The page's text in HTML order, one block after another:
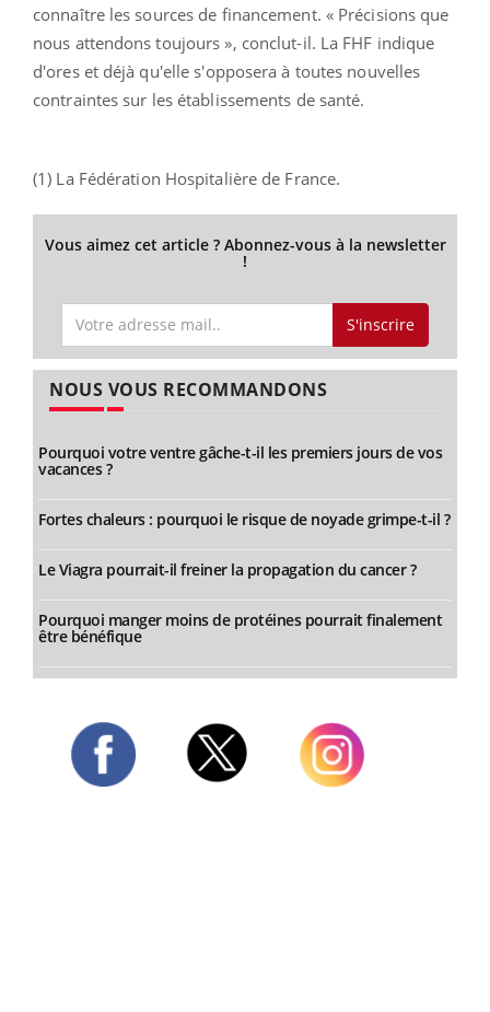
connaître les sources de financement. « Précisions que
nous attendons toujours », conclut-il. La FHF indique
d'ores et déjà qu'elle s'opposera à toutes nouvelles
contraintes sur les établissements de santé.
(1) La Fédération Hospitalière de France.
Vous aimez cet article ? Abonnez-vous à la newsletter
!
S'inscrire
NOUS VOUS RECOMMANDONS
Pourquoi votre ventre gâche-t-il les premiers jours de vos
vacances ?
Fortes chaleurs : pourquoi le risque de noyade grimpe-t-il ?
Le Viagra pourrait-il freiner la propagation du cancer ?
Pourquoi manger moins de protéines pourrait finalement
être bénéfique